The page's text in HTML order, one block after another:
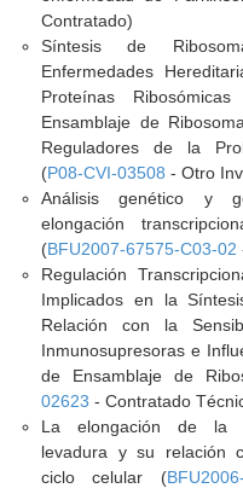
Contratado)
Síntesis de
Enfermedades
Proteínas
Ensamblaje de
Reguladores de la
(P08-CVI-03508 - Otro
Análisis genético y
elongación
(BFU2007-67575-C03-02
Regulación
Implicados en la
Relación con la
Inmunosupresoras e
de Ensamblaje de
02623 - Contratado
La elongación de la
levadura y su relación
ciclo celular (